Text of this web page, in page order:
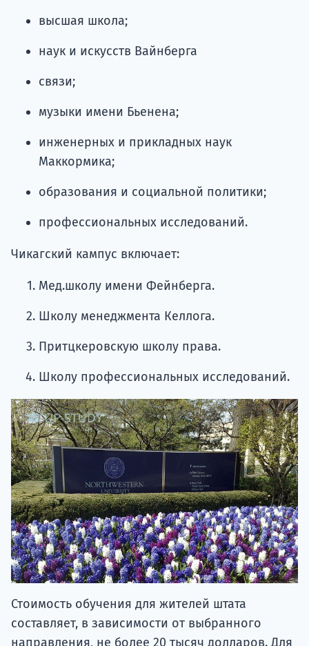
высшая школа;
наук и искусств Вайнберга
связи;
музыки имени Бьенена;
инженерных и прикладных наук
Маккормика;
образования и социальной политики;
профессиональных исследований.
Чикагский кампус включает:
Мед.школу имени Фейнберга.
Школу менеджмента Келлога.
Притцкеровскую школу права.
Школу профессиональных исследований.
Стоимость обучения для жителей штата
составляет, в зависимости от выбранного
направления, не более 20 тысяч долларов. Для